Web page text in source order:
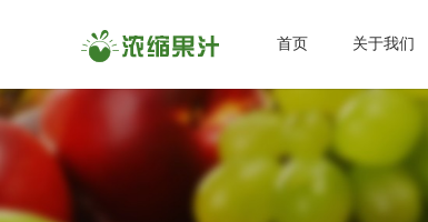
首页 关于我们